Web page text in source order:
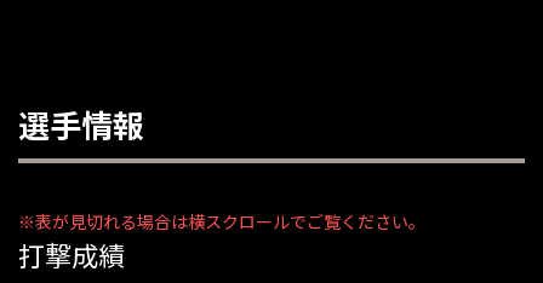
選手情報
打撃成績